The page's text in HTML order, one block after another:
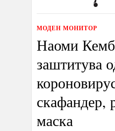
ИЗЛОГ
МОДЕН МОНИТОР
Наоми
заштитува
скафандер,
маска